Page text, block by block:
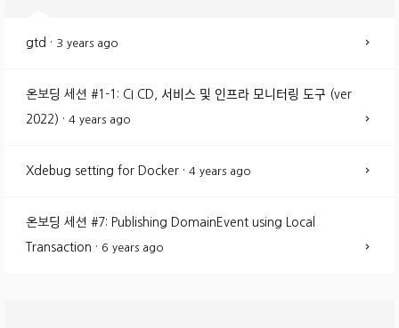
gtd · 3 years ago
온보딩 세션 #1-1: CI CD, 서비스 및 인프라 모니터링 도구 (ver
2022) · 4 years ago
Xdebug setting for Docker · 4 years ago
온보딩 세션 #7: Publishing DomainEvent using Local
Transaction · 6 years ago